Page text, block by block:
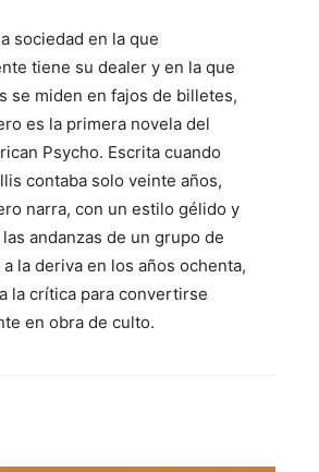
sociedad en la que
tiene su dealer y en la que
se miden en fajos de billetes,
es la primera novela del
Psycho. Escrita cuando
contaba solo veinte años,
narra, con un estilo gélido y
andanzas de un grupo de
la deriva en los años ochenta,
la crítica para convertirse
en obra de culto.